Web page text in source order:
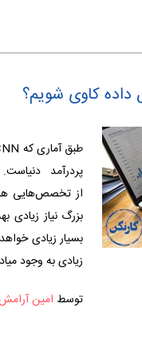
کاوی شویم؟
از تخصص‌هایی
بزرگ نیاز زیادی
بسیار زیادی
زیادی به وجود
توسط امین